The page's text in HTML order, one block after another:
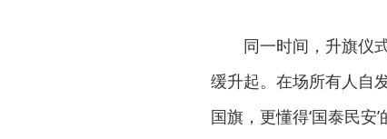
同一时间，升旗仪
缓升起。在场所有人自
国旗，更懂得‘国泰民安